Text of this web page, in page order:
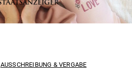
AUSSCHREIBUNG & VERGABE